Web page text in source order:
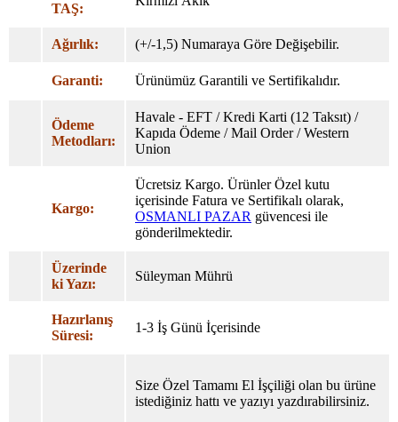
TAŞ:
Ağırlık: (+/-1,5) Numaraya Göre Değişebilir.
Garanti: Ürünümüz Garantili ve Sertifikalıdır.
Ödeme
Metodları:
Havale - EFT / Kredi Karti (12 Taksıt) /
Kapıda Ödeme / Mail Order / Western
Union
Kargo:
Ücretsiz Kargo. Ürünler Özel kutu
içerisinde Fatura ve Sertifikalı olarak,
OSMANLI PAZAR güvencesi ile
gönderilmektedir.
Üzerinde
ki Yazı:
Süleyman Mührü
Hazırlanış
Süresi:
1-3 İş Günü İçerisinde
Size Özel Tamamı El İşçiliği olan bu ürüne
istediğiniz hattı ve yazıyı yazdırabilirsiniz.